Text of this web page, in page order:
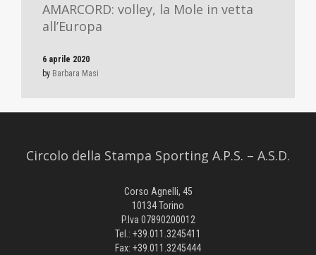
AMARCORD: volley, la Mole in vetta
all’Europa
6 aprile 2020
by Barbara Masi
Circolo della Stampa Sporting A.P.S. – A.S.D.
Corso Agnelli, 45
10134 Torino
P.Iva 07890200012
Tel.: +39.011.3245411
Fax: +39.011.3245444